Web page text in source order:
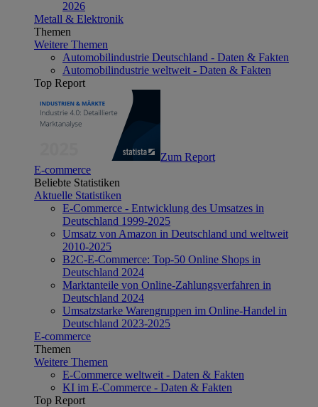
2026
Metall & Elektronik
Themen
Weitere Themen
Automobilindustrie Deutschland - Daten & Fakten
Automobilindustrie weltweit - Daten & Fakten
Top Report
Zum Report
E-commerce
Beliebte Statistiken
Aktuelle Statistiken
E-Commerce - Entwicklung des Umsatzes in
Deutschland 1999-2025
Umsatz von Amazon in Deutschland und weltweit
2010-2025
B2C-E-Commerce: Top-50 Online Shops in
Deutschland 2024
Marktanteile von Online-Zahlungsverfahren in
Deutschland 2024
Umsatzstarke Warengruppen im Online-Handel in
Deutschland 2023-2025
E-commerce
Themen
Weitere Themen
E-Commerce weltweit - Daten & Fakten
KI im E-Commerce - Daten & Fakten
Top Report